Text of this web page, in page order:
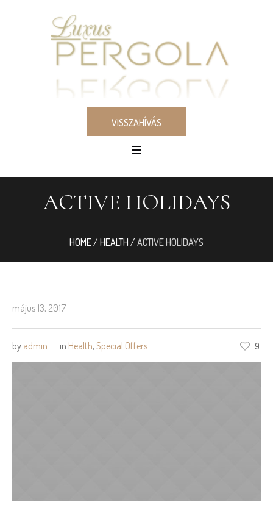
VISSZAHÍVÁS
ACTIVE HOLIDAYS
HOME/HEALTH /ACTIVE HOLIDAYS
május 13, 2017
by admin in Health, Special Offers 9